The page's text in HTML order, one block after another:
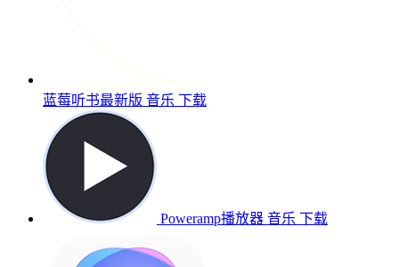
蓝莓听书最新版 音乐 下载
Poweramp播放器 音乐 下载